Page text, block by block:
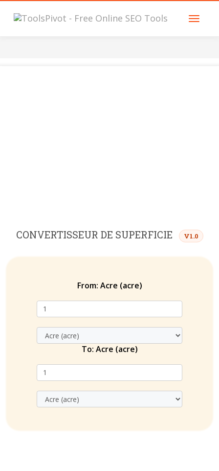
CONVERTISSEUR DE SUPERFICIE V1.0
From: Acre (acre)
To: Acre (acre)